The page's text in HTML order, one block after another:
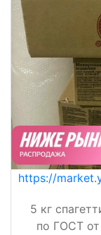
https://
5 кг
по ГОСТ